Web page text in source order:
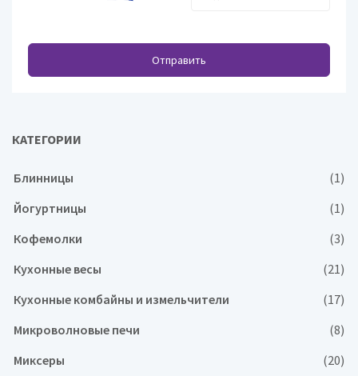
Отправить
КАТЕГОРИИ
Блинницы
(1)
Йогуртницы
(1)
Кофемолки
(3)
Кухонные весы
(21)
Кухонные комбайны и измельчители
(17)
Микроволновые печи
(8)
Миксеры
(20)